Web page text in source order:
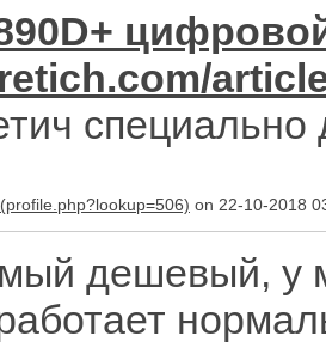
специально
on 22-10-2018
дешевый, у